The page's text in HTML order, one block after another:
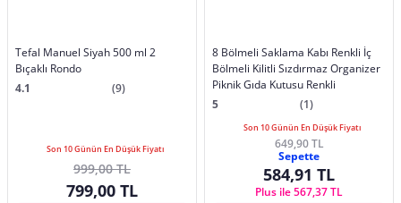
Tefal Manuel Siyah 500 ml 2
Bıçaklı Rondo
4.1
(9)
Son 10 Günün En Düşük Fiyatı
999,00 TL
799,00 TL
8 Bölmeli Saklama Kabı Renkli İç
Bölmeli Kilitli Sızdırmaz Organizer
Piknik Gıda Kutusu Renkli
5
(1)
Son 10 Günün En Düşük Fiyatı
649,90 TL
Sepette
584,91 TL
Plus ile 567,37 TL